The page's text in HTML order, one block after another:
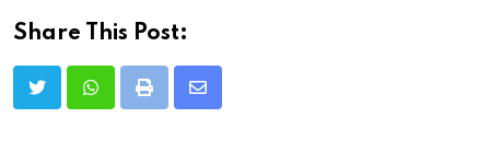
Share This Post:
Print
Share